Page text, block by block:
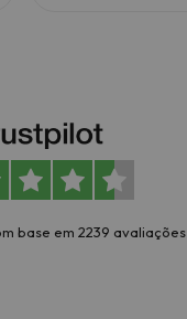
base em 2239 avaliações